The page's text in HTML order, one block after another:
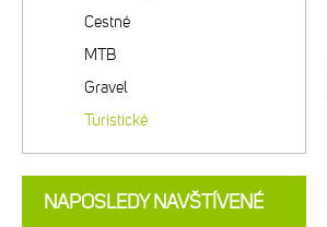
Cestné
MTB
Gravel
Turistické
NAPOSLEDY NAVŠTÍVENÉ